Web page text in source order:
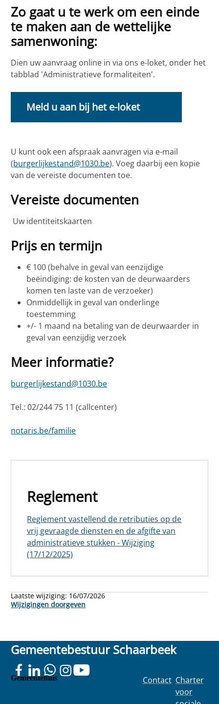
Zo gaat u te werk om een einde
te maken aan de wettelijke
samenwoning:
Dien uw aanvraag online in via ons e-loket, onder het
tabblad 'Administratieve formaliteiten'.
Meld u aan bij het e-loket
U kunt ook een afspraak aanvragen via e-mail
(burgerlijkestand@1030.be). Voeg daarbij een kopie
van de vereiste documenten toe.
Vereiste documenten
Uw identiteitskaarten
Prijs en termijn
€ 100 (behalve in geval van eenzijdige
beëindiging: de kosten van de deurwaarders
komen ten laste van de verzoeker)
Onmiddellijk in geval van onderlinge
toestemming
+/- 1 maand na betaling van de deurwaarder in
geval van eenzijdig verzoek
Meer informatie?
burgerlijkestand@1030.be
Tel.: 02/244 75 11 (callcenter)
notaris.be/familie
Reglement
Reglement vastellend de retributies op de
vrij gevraagde diensten en de afgifte van
administratieve stukken - Wijziging
(17/12/2025)
Laatste wijziging: 16/07/2026
Wijzigingen doorgeven
Gemeentebestuur Schaarbeek
Gemeentehuis Contact Charter
voor